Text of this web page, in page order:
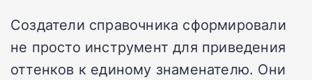
Создатели справочника сформировали
не просто инструмент для приведения
оттенков к единому знаменателю. Они